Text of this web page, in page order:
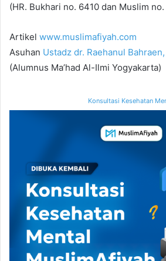
(HR. Bukhari no. 6410 dan Muslim
Artikel www.muslimafiyah.com
Asuhan Ustadz dr. Raehanul
(Alumnus Ma’had Al-Ilmi Yogyakarta)
Konsultasi Kesehatan